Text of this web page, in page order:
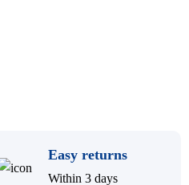
Easy returns
Within 3 days